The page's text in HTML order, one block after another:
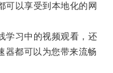
以享受到本地化的网
习中的视频观看，还
器都可以为您带来流畅